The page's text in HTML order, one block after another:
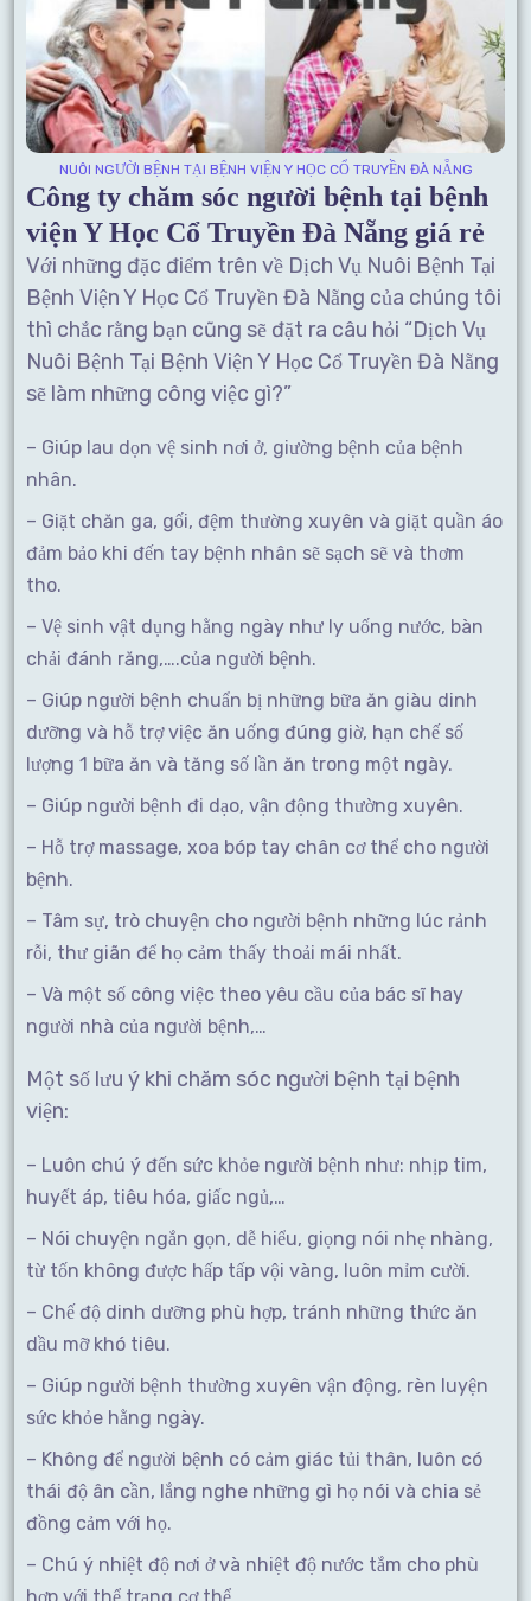
NUÔI NGƯỜI BỆNH TẠI BỆNH VIỆN Y HỌC CỔ TRUYỀN ĐÀ NẴNG
Công ty chăm sóc người bệnh tại bệnh
viện Y Học Cổ Truyền Đà Nẵng giá rẻ
Với những đặc điểm trên về Dịch Vụ Nuôi Bệnh Tại
Bệnh Viện Y Học Cổ Truyền Đà Nẵng của chúng tôi
thì chắc rằng bạn cũng sẽ đặt ra câu hỏi “Dịch Vụ
Nuôi Bệnh Tại Bệnh Viện Y Học Cổ Truyền Đà Nẵng
sẽ làm những công việc gì?”
– Giúp lau dọn vệ sinh nơi ở, giường bệnh của bệnh
nhân.
– Giặt chăn ga, gối, đệm thường xuyên và giặt quần áo
đảm bảo khi đến tay bệnh nhân sẽ sạch sẽ và thơm
tho.
– Vệ sinh vật dụng hằng ngày như ly uống nước, bàn
chải đánh răng,….của người bệnh.
– Giúp người bệnh chuẩn bị những bữa ăn giàu dinh
dưỡng và hỗ trợ việc ăn uống đúng giờ, hạn chế số
lượng 1 bữa ăn và tăng số lần ăn trong một ngày.
– Giúp người bệnh đi dạo, vận động thường xuyên.
– Hỗ trợ massage, xoa bóp tay chân cơ thể cho người
bệnh.
– Tâm sự, trò chuyện cho người bệnh những lúc rảnh
rỗi, thư giãn để họ cảm thấy thoải mái nhất.
– Và một số công việc theo yêu cầu của bác sĩ hay
người nhà của người bệnh,…
Một số lưu ý khi chăm sóc người bệnh tại bệnh
viện:
– Luôn chú ý đến sức khỏe người bệnh như: nhịp tim,
huyết áp, tiêu hóa, giấc ngủ,…
– Nói chuyện ngắn gọn, dễ hiểu, giọng nói nhẹ nhàng,
từ tốn không được hấp tấp vội vàng, luôn mỉm cười.
– Chế độ dinh dưỡng phù hợp, tránh những thức ăn
dầu mỡ khó tiêu.
– Giúp người bệnh thường xuyên vận động, rèn luyện
sức khỏe hằng ngày.
– Không để người bệnh có cảm giác tủi thân, luôn có
thái độ ân cần, lắng nghe những gì họ nói và chia sẻ
đồng cảm với họ.
– Chú ý nhiệt độ nơi ở và nhiệt độ nước tắm cho phù